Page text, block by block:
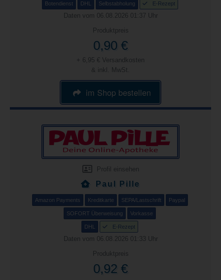
Botendienst DHL Selbstabholung E-Rezept
Daten vom 06.08.2026 01:37 Uhr
Produktpreis
0,90 €
+ 6,95 € Versandkosten
& inkl. MwSt.
im Shop bestellen
Profil einsehen
Paul Pille
Amazon Payments Kreditkarte SEPA/Lastschrift Paypal
SOFORT Überweisung Vorkasse
DHL E-Rezept
Daten vom 06.08.2026 01:33 Uhr
Produktpreis
0,92 €